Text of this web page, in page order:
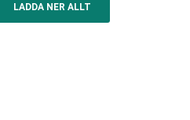
LADDA NER ALLT